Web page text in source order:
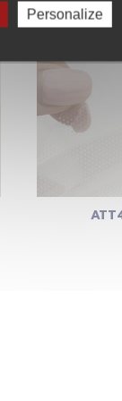
Personalize